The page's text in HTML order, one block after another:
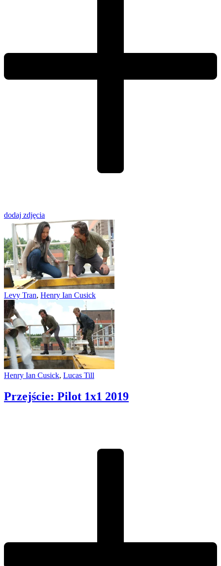
dodaj zdjęcia
Levy Tran, Henry Ian Cusick
Henry Ian Cusick, Lucas Till
Przejście: Pilot 1x1 2019